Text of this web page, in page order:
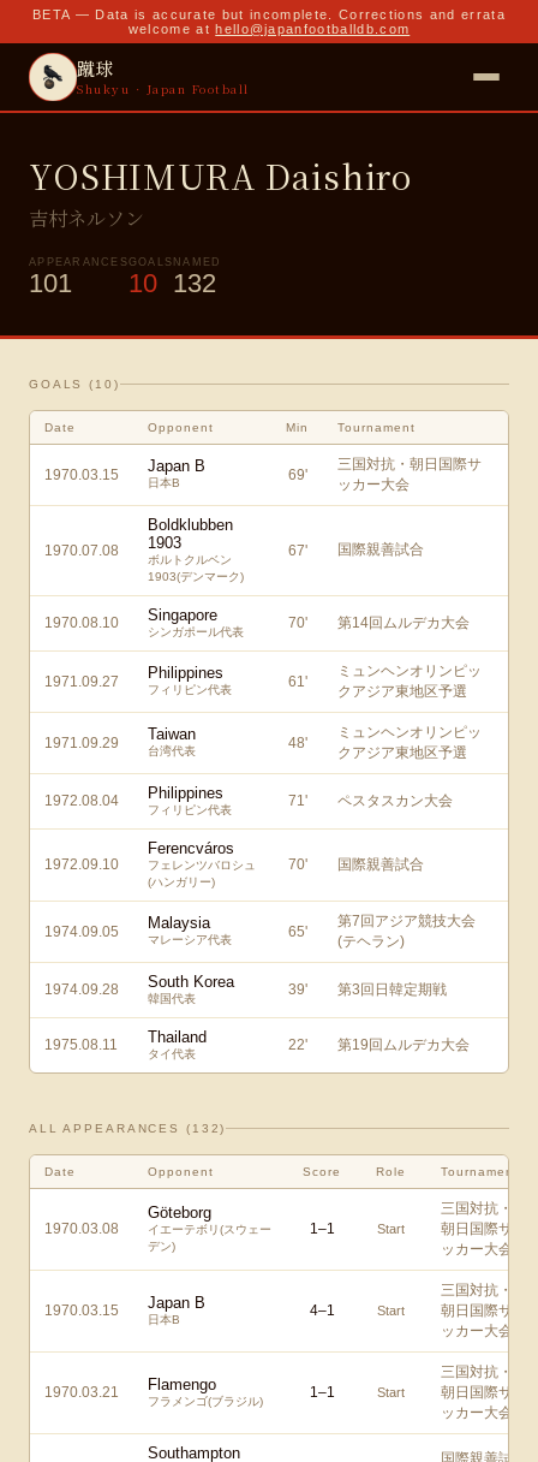
BETA — Data is accurate but incomplete. Corrections and errata
welcome at hello@japanfootballdb.com
蹴球
Shukyu · Japan Football
YOSHIMURA Daishiro
吉村ネルソン
APPEARANCES
101
GOALS
10
NAMED
132
GOALS ( 10 )
Date Opponent Min Tournament
1970.03.15 Japan B
日本B 69'
三国対抗・朝日国際サ
ッカー大会
1970.07.08
Boldklubben
1903
ボルトクルベン
1903(デンマーク)
67' 国際親善試合
1970.08.10 Singapore
シンガポール代表
70' 第14回ムルデカ大会
1971.09.27 Philippines
フィリピン代表 61'
ミュンヘンオリンピッ
クアジア東地区予選
1971.09.29 Taiwan
台湾代表 48'
ミュンヘンオリンピッ
クアジア東地区予選
1972.08.04 Philippines
フィリピン代表
71' ペスタスカン大会
1972.09.10
Ferencváros
フェレンツバロシュ
(ハンガリー)
70' 国際親善試合
1974.09.05 Malaysia
マレーシア代表 65'
第7回アジア競技大会
(テヘラン)
1974.09.28 South Korea
韓国代表
39' 第3回日韓定期戦
1975.08.11 Thailand
タイ代表
22' 第19回ムルデカ大会
ALL APPEARANCES ( 132)
Date Opponent Score Role Tournament
1970.03.08
Göteborg
イエーテボリ(スウェー
デン)
1–1 Start
三国対抗・
朝日国際サ
ッカー大会
1970.03.15 Japan B
日本B
4–1 Start
三国対抗・
朝日国際サ
ッカー大会
1970.03.21 Flamengo
フラメンゴ(ブラジル)
1–1 Start
三国対抗・
朝日国際サ
ッカー大会
Southampton
国際親善試